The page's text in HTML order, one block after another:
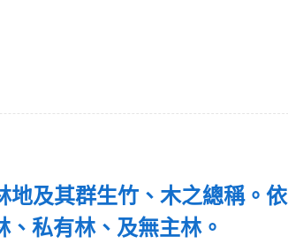
地及其群生竹、木之總稱。依
、私有林、及無主林。